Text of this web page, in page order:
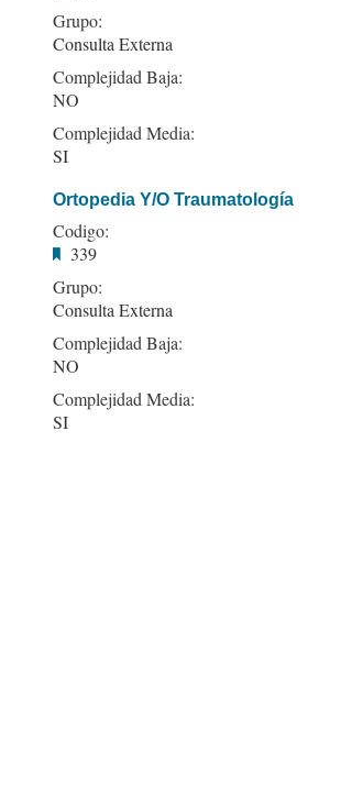
Grupo:
Consulta Externa
Complejidad Baja:
NO
Complejidad Media:
SI
Ortopedia Y/O Traumatología
Codigo:
339
Grupo:
Consulta Externa
Complejidad Baja:
NO
Complejidad Media:
SI